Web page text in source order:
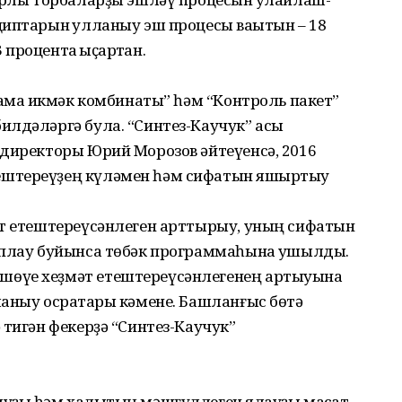
ҡулланыу эш процесы ваҡытын – 18
ҡыҫҡартҡан.
икмәк комбинаты” һәм “Контроль пакет”
була. “Синтез-Каучук” асыҡ
Юрий Морозов әйтеүенсә, 2016
күләмен һәм сифатын яҡшыртыу
етештереүсәнлеген арттырыу, уның сифатын
буйынса төбәк программаһына ҡушылды.
хеҙмәт етештереүсәнлегенең артыуына
осраҡтары кәмене. Башланғыс бөтә
фекерҙә “Синтез-Каучук”